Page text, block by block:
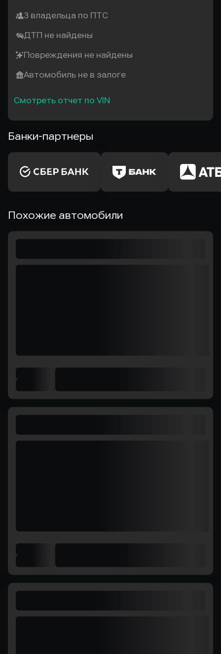
3 владельца по ПТС
ДТП не найдены
Повреждения не найдены
Автомобиль не в залоге
Смотреть отчет по VIN
Банки-партнеры
Похожие автомобили